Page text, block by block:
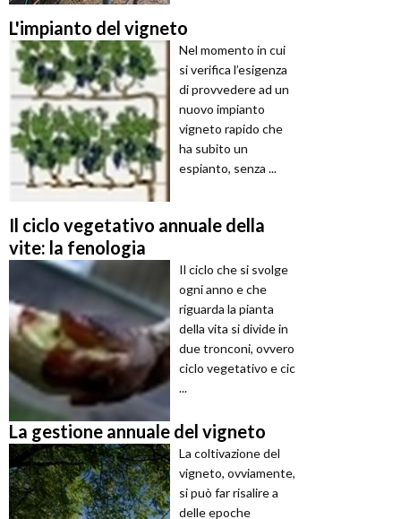
L'impianto del vigneto
Nel momento in cui
si verifica l’esigenza
di provvedere ad un
nuovo impianto
vigneto rapido che
ha subito un
espianto, senza ...
Il ciclo vegetativo annuale della
vite: la fenologia
Il ciclo che si svolge
ogni anno e che
riguarda la pianta
della vita si divide in
due tronconi, ovvero
ciclo vegetativo e cic
...
La gestione annuale del vigneto
La coltivazione del
vigneto, ovviamente,
si può far risalire a
delle epoche